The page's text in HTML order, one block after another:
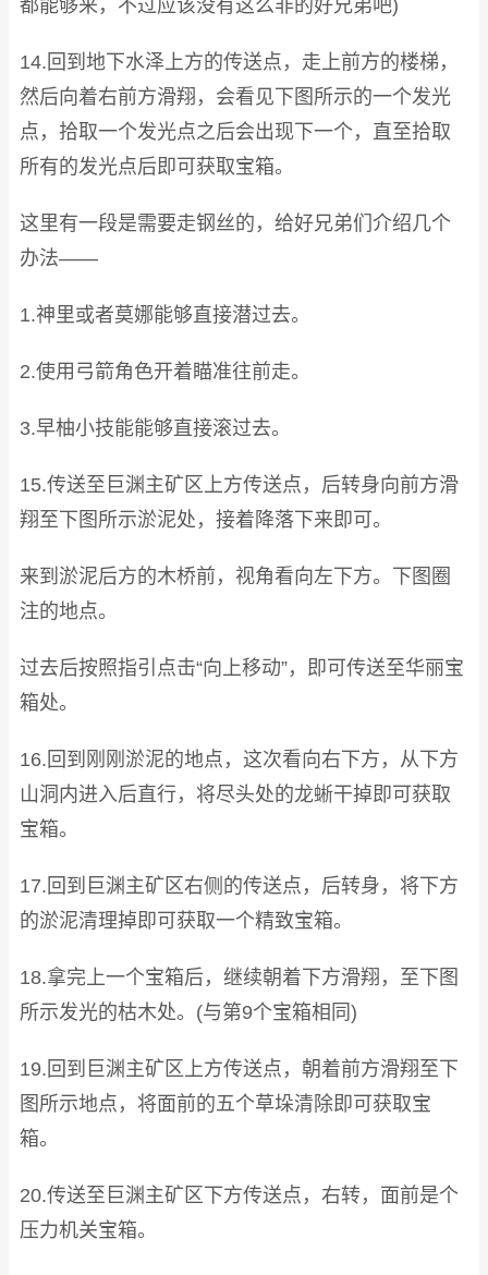
都能够来，不过应该没有这么非的好兄弟吧)
14.回到地下水泽上方的传送点，走上前方的楼梯，
然后向着右前方滑翔，会看见下图所示的一个发光
点，拾取一个发光点之后会出现下一个，直至拾取
所有的发光点后即可获取宝箱。
这里有一段是需要走钢丝的，给好兄弟们介绍几个
办法——
1.神里或者莫娜能够直接潜过去。
2.使用弓箭角色开着瞄准往前走。
3.早柚小技能能够直接滚过去。
15.传送至巨渊主矿区上方传送点，后转身向前方滑
翔至下图所示淤泥处，接着降落下来即可。
来到淤泥后方的木桥前，视角看向左下方。下图圈
注的地点。
过去后按照指引点击“向上移动”，即可传送至华丽宝
箱处。
16.回到刚刚淤泥的地点，这次看向右下方，从下方
山洞内进入后直行，将尽头处的龙蜥干掉即可获取
宝箱。
17.回到巨渊主矿区右侧的传送点，后转身，将下方
的淤泥清理掉即可获取一个精致宝箱。
18.拿完上一个宝箱后，继续朝着下方滑翔，至下图
所示发光的枯木处。(与第9个宝箱相同)
19.回到巨渊主矿区上方传送点，朝着前方滑翔至下
图所示地点，将面前的五个草垛清除即可获取宝
箱。
20.传送至巨渊主矿区下方传送点，右转，面前是个
压力机关宝箱。